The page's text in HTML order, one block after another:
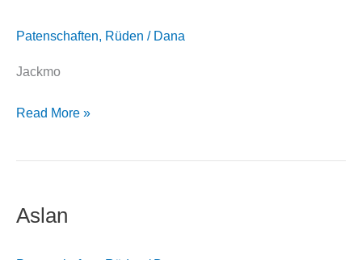
Patenschaften, Rüden / Dana
Jackmo
Read More »
Aslan